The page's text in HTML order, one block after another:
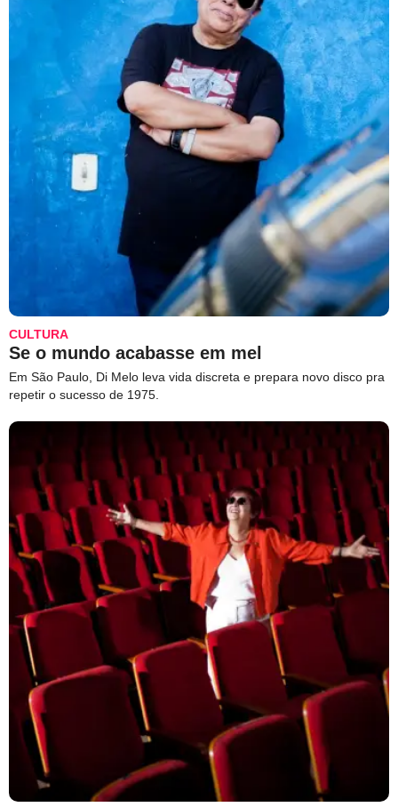
CULTURA
Se o mundo acabasse em mel
Em São Paulo, Di Melo leva vida discreta e prepara novo disco pra
repetir o sucesso de 1975.